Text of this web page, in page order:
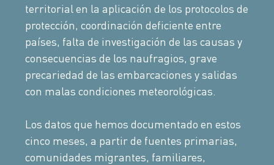
territorial en la aplicación de los protocolos de
protección, coordinación deficiente entre
países, falta de investigación de las causas y
consecuencias de los naufragios, grave
precariedad de las embarcaciones y salidas
con malas condiciones meteorológicas.
Los datos que hemos documentado en estos
cinco meses, a partir de fuentes primarias,
comunidades migrantes, familiares,